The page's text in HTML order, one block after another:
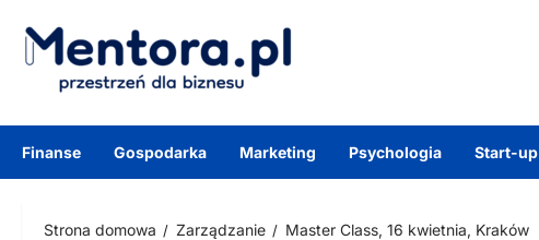
treści
Finanse Gospodarka Marketing Psychologia Start-up
Strona domowa Zarządzanie Master Class, 16 kwietnia, Kraków